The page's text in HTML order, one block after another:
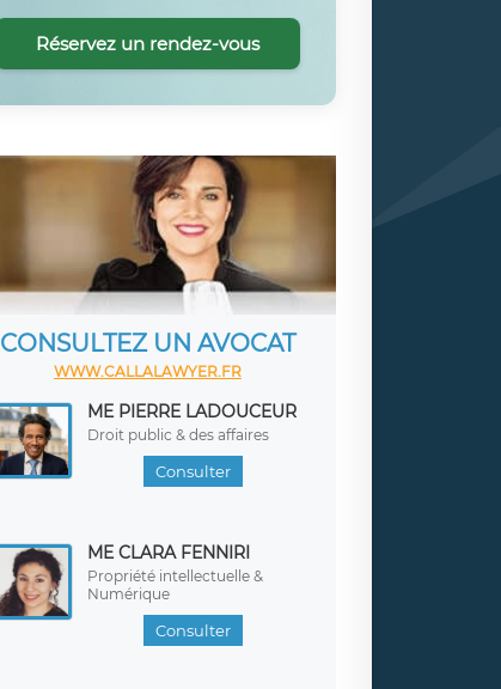
Réservez un rendez-vous
CONSULTEZ UN AVOCAT
WWW.CALLALAWYER.FR
ME PIERRE LADOUCEUR
Droit public & des affaires
Consulter
ME CLARA FENNIRI
Propriété intellectuelle &
Numérique
Consulter